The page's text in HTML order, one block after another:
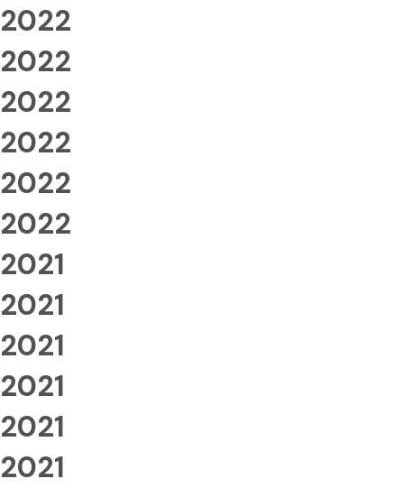
2022
2022
2022
2022
2022
2022
2021
2021
2021
2021
2021
2021